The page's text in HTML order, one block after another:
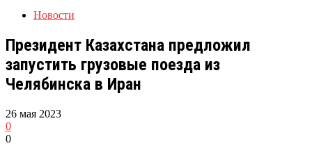
Новости
Президент Казахстана предложил
запустить грузовые поезда из
Челябинска в Иран
26 мая 2023
0
0